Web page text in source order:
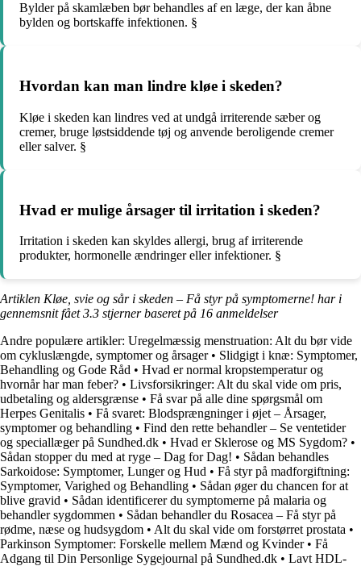
Bylder på skamlæben bør behandles af en læge, der kan åbne
bylden og bortskaffe infektionen. §
Hvordan kan man lindre kløe i skeden?
Kløe i skeden kan lindres ved at undgå irriterende sæber og
cremer, bruge løstsiddende tøj og anvende beroligende cremer
eller salver. §
Hvad er mulige årsager til irritation i skeden?
Irritation i skeden kan skyldes allergi, brug af irriterende
produkter, hormonelle ændringer eller infektioner. §
Artiklen Kløe, svie og sår i skeden – Få styr på symptomerne! har i
gennemsnit fået3.3 stjerner baseret på 16 anmeldelser
Andre populære artikler: Uregelmæssig menstruation: Alt du bør vide
om cykluslængde, symptomer og årsager• Slidgigt i knæ: Symptomer,
Behandling og Gode Råd • Hvad er normal kropstemperatur og
hvornår har man feber? • Livsforsikringer: Alt du skal vide om pris,
udbetaling og aldersgrænse • Få svar på alle dine spørgsmål om
Herpes Genitalis • Få svaret: Blodsprængninger i øjet – Årsager,
symptomer og behandling • Find den rette behandler – Se ventetider
og speciallæger på Sundhed.dk • Hvad er Sklerose og MS Sygdom? •
Sådan stopper du med at ryge – Dag for Dag! • Sådan behandles
Sarkoidose: Symptomer, Lunger og Hud • Få styr på madforgiftning:
Symptomer, Varighed og Behandling • Sådan øger du chancen for at
blive gravid • Sådan identificerer du symptomerne på malaria og
behandler sygdommen • Sådan behandler du Rosacea – Få styr på
rødme, næse og hudsygdom • Alt du skal vide om forstørret prostata •
Parkinson Symptomer: Forskelle mellem Mænd og Kvinder• Få
Adgang til Din Personlige Sygejournal på Sundhed.dk • Lavt HDL-